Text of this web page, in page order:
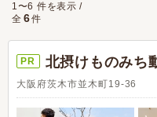
1〜6 件を表示 /
全 6件
PR 北摂けものみち
大阪府茨木市並木町19-36